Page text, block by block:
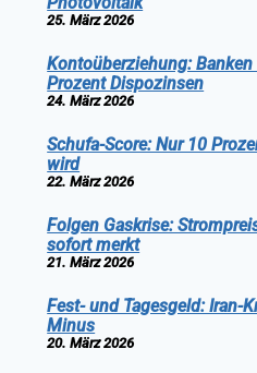
25. März 2026
Kontoüberziehung:
Prozent Dispozinsen
24. März 2026
Schufa-Score: Nur 10
wird
22. März 2026
Folgen Gaskrise:
sofort merkt
21. März 2026
Fest- und Tagesgeld: Iran-
Minus
20. März 2026